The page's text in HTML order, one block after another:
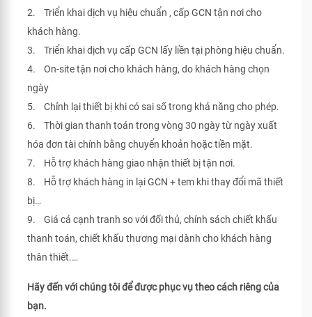
2. Triển khai dịch vụ hiệu chuẩn , cấp GCN tận nơi cho
khách hàng.
3. Triển khai dịch vụ cấp GCN lấy liền tại phòng hiệu chuẩn.
4. On-site tận nơi cho khách hàng, do khách hàng chọn
ngày
5. Chỉnh lại thiết bị khi có sai số trong khả năng cho phép.
6. Thời gian thanh toán trong vòng 30 ngày từ ngày xuất
hóa đơn tài chính bằng chuyển khoản hoặc tiền mặt.
7. Hỗ trợ khách hàng giao nhận thiết bị tận nơi.
8. Hỗ trợ khách hàng in lại GCN + tem khi thay đổi mã thiết
bị…
9. Giá cả cạnh tranh so với đối thủ, chính sách chiết khấu
thanh toán, chiết khấu thương mại dành cho khách hàng
thân thiết.…
Hãy đến với chúng tôi để được phục vụ theo cách riêng của
bạn.